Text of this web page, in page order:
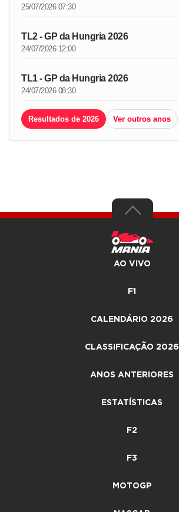
25/07/2026 07:30
TL2 - GP da Hungria 2026
24/07/2026 12:00
TL1 - GP da Hungria 2026
24/07/2026 08:30
Resultados de 2026 Ver outros anos
AO VIVO
F1
CALENDÁRIO 2026
CLASSIFICAÇÃO 2026
ANOS ANTERIORES
ESTATÍSTICAS
F2
F3
MOTOGP